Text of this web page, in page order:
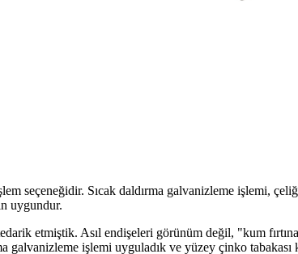
seçeneğidir. Sıcak daldırma galvanizleme işlemi,
uygundur.
etmiştik. Asıl endişeleri görünüm değil, "kum
galvanizleme işlemi uyguladık ve yüzey çinko